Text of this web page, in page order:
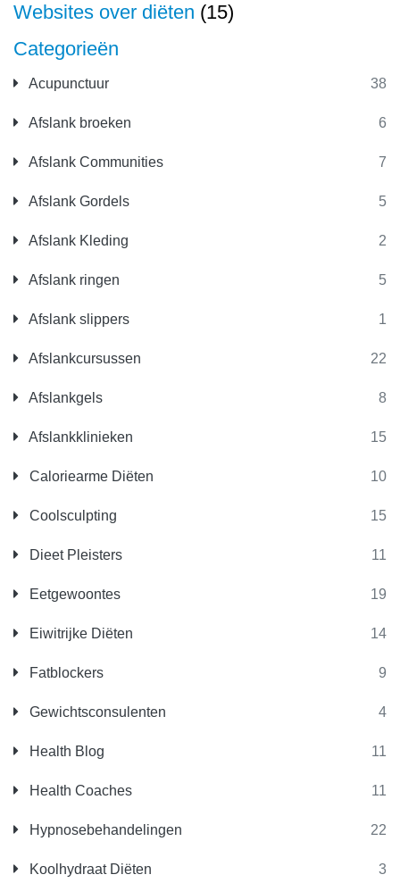
Categorieën
Acupunctuur 38
Afslank broeken 6
Afslank Communities 7
Afslank Gordels 5
Afslank Kleding 2
Afslank ringen 5
Afslank slippers 1
Afslankcursussen 22
Afslankgels 8
Afslankklinieken 15
Caloriearme Diëten 10
Coolsculpting 15
Dieet Pleisters 11
Eetgewoontes 19
Eiwitrijke Diëten 14
Fatblockers 9
Gewichtsconsulenten 4
Health Blog 11
Health Coaches 11
Hypnosebehandelingen 22
Koolhydraat Diëten 3
Websites over diëten (15)